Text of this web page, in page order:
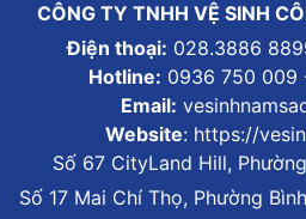
CÔNG TY TNHH VỆ SINH
Điện thoại: 028.3886
Hotline: 0936 750
Email:
Website: https://
Số 67 CityLand Hill,
Số 17 Mai Chí Thọ, Phường